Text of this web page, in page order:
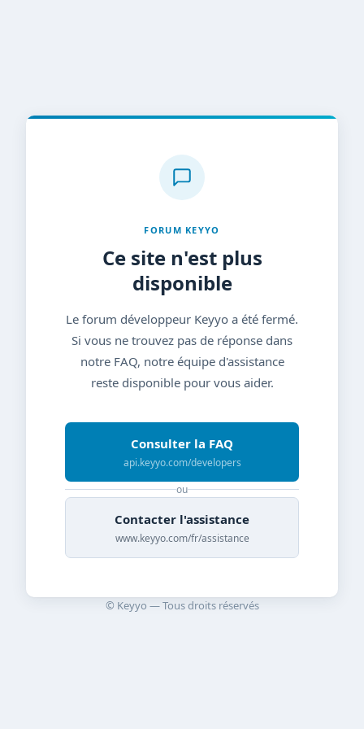
FORUM KEYYO
Ce site n'est plus
disponible
Le forum développeur Keyyo a été fermé.
Si vous ne trouvez pas de réponse dans
notre FAQ, notre équipe d'assistance
reste disponible pour vous aider.
Consulter la FAQ
api.keyyo.com/developers
ou
Contacter l'assistance
www.keyyo.com/fr/assistance
© Keyyo — Tous droits réservés